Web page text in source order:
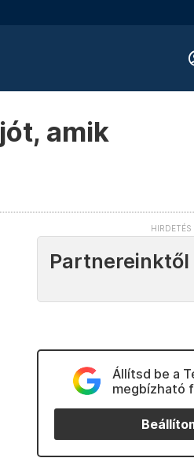
amik
Partnereinktől
Állítsd be a
megbízható